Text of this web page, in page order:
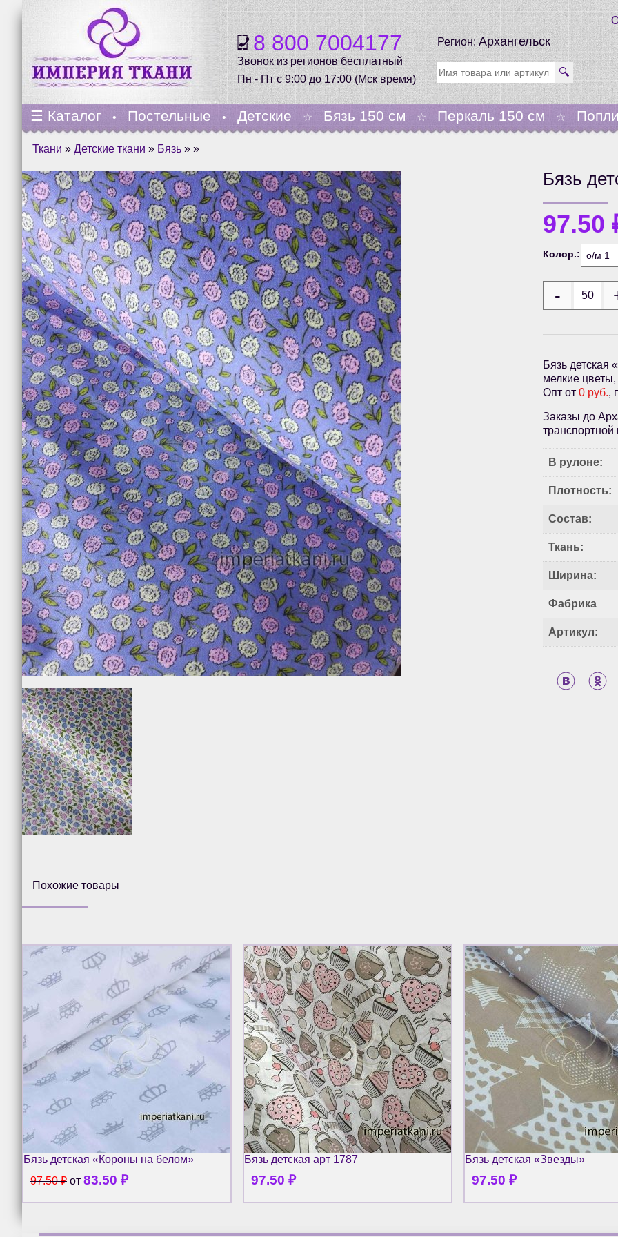
8 800 7004177
Звонок из регионов бесплатный
Пн - Пт с 9:00 до 17:00 (Мск время)
Регион:Архангельск
🔍
☰ Каталог • Постельные • Детские ☆ Бязь 150 см ☆ Перкаль 150 см ☆
Ткани » Детские ткани » Бязь » »
Бязь
97.50
Колор.:
Бязь
мелкие
Опт от0 руб.,
Заказы до
В рулоне:
Плотность:
Состав:
Ткань:
Ширина:
Фабрика
Артикул:
Похожие товары
Бязь детская «Короны на белом»
97.50₽ от 83.50 ₽
Бязь детская арт 1787
97.50 ₽
Бязь детская «Звезды»
97.50 ₽